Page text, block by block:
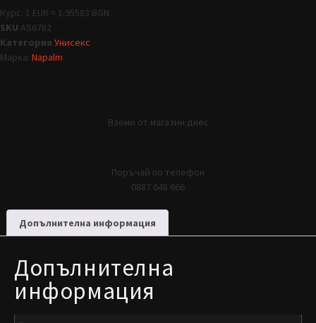
Курс: 1 EUR = 1.95583 BGN
SKU AS6782
Категория Унисекс
Марка: Napalm
Вземи от магазин днес
Поръчай по телефон
0887 648 666
Допълнителна информация
Допълнителна
информация